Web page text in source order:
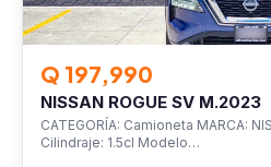
Q 197,990
NISSAN ROGUE SV M.2023
CATEGORÍA: Camioneta MARCA:
Cilindraje: 1.5cl Modelo…